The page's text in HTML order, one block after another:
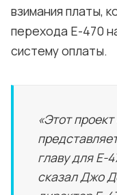
взимания платы,
перехода E-470
систему оплаты.
«Этот
главу для E-
сказал Джо